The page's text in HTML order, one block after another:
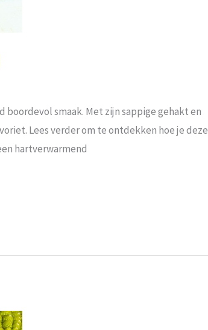
smaak.​ Met​ zijn sappige gehakt en
Lees verder om te ontdekken hoe je deze
hartverwarmend